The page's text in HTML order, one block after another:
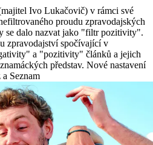
Ivo Lukačovič) v rámci své
proudu zpravodajských
se dalo nazvat jako "filtr pozitivity".
zpravodajství spočívající v
a "pozitivity" článků a jejich
představ. Nové nastavení
Seznam